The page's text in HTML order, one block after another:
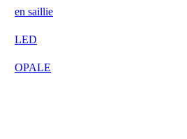
en saillie
LED
OPALE